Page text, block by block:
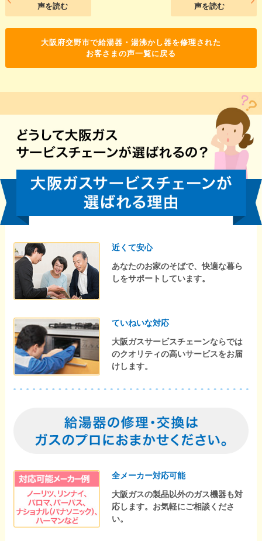
声を読む
声を読む
大阪府交野市で給湯器・湯沸かし器を修理された
お客さまの声一覧に戻る
近くて安心
あなたのお家のそばで、快適な暮ら
しをサポートしています。
ていねいな対応
大阪ガスサービスチェーンならでは
のクオリティの高いサービスをお届
けします。
全メーカー対応可能
大阪ガスの製品以外のガス機器も対
応します。お気軽にご相談くださ
い。